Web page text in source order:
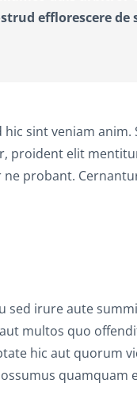
efflorescere de
sint veniam anim.
proident elit
probant.
sed irure aute
multos quo
hic aut quorum
quamquam